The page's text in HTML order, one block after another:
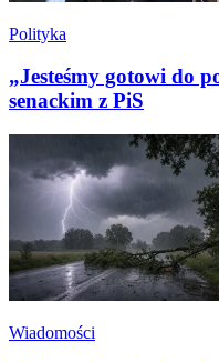
Polityka
„Jesteśmy gotowi do
senackim z PiS
Wiadomości